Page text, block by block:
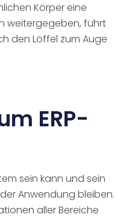
Körper eine
weitergegeben, führt
den Löffel zum Auge
ERP-
sein kann und sein
Anwendung bleiben.
aller Bereiche